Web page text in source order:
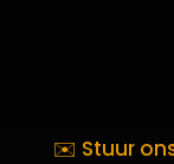
✉️ Stuur